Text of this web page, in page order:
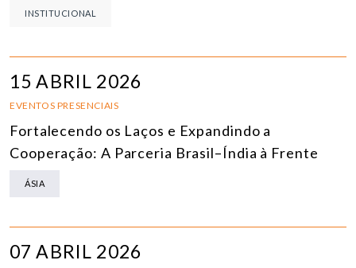
INSTITUCIONAL
15 ABRIL 2026
EVENTOS PRESENCIAIS
Fortalecendo os Laços e Expandindo a
Cooperação: A Parceria Brasil–Índia à Frente
ÁSIA
07 ABRIL 2026